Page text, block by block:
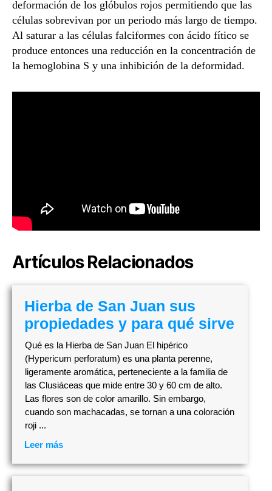
deformación de los glóbulos rojos permitiendo que las
células sobrevivan por un periodo más largo de tiempo.
Al saturar a las células falciformes con ácido fítico se
produce entonces una reducción en la concentración de
la hemoglobina S y una inhibición de la deformidad.
Artículos Relacionados
Hierba de San Juan sus
propiedades y para qué sirve
Qué es la Hierba de San Juan El hipérico
(Hypericum perforatum) es una planta perenne,
ligeramente aromática, perteneciente a la familia de
las Clusiáceas que mide entre 30 y 60 cm de alto.
Las flores son de color amarillo. Sin embargo,
cuando son machacadas, se tornan a una coloración
roji ...
Leer más